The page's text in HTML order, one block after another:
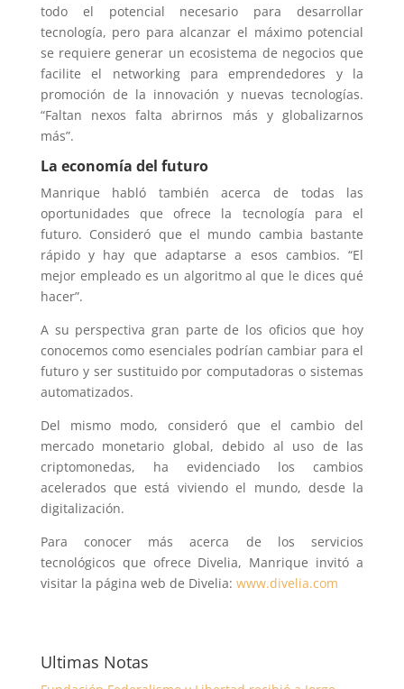
todo el potencial necesario para desarrollar
tecnología, pero para alcanzar el máximo potencial
se requiere generar un ecosistema de negocios que
facilite el networking para emprendedores y la
promoción de la innovación y nuevas tecnologías.
“Faltan nexos falta abrirnos más y globalizarnos
más”.
La economía del futuro
Manrique habló también acerca de todas las
oportunidades que ofrece la tecnología para el
futuro. Consideró que el mundo cambia bastante
rápido y hay que adaptarse a esos cambios. “El
mejor empleado es un algoritmo al que le dices qué
hacer”.
A su perspectiva gran parte de los oficios que hoy
conocemos como esenciales podrían cambiar para el
futuro y ser sustituido por computadoras o sistemas
automatizados.
Del mismo modo, consideró que el cambio del
mercado monetario global, debido al uso de las
criptomonedas, ha evidenciado los cambios
acelerados que está viviendo el mundo, desde la
digitalización.
Para conocer más acerca de los servicios
tecnológicos que ofrece Divelia, Manrique invitó a
visitar la página web de Divelia: www.divelia.com
Ultimas Notas